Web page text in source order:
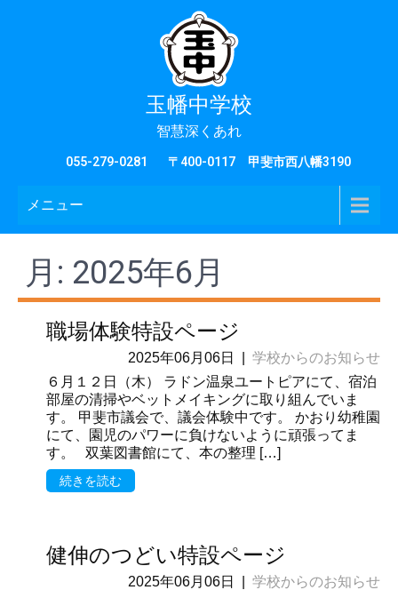
玉幡中学校
智慧深くあれ
055-279-0281 〒400-0117 甲斐市西八幡3190
メニュー
月: 2025年6月
職場体験特設ページ
2025年06月06日
学校からのお知らせ
６月１２日（木） ラドン温泉ユートピアにて、宿泊
部屋の清掃やベットメイキングに取り組んでいま
す。 甲斐市議会で、議会体験中です。 かおり幼稚園
にて、園児のパワーに負けないように頑張ってま
す。 双葉図書館にて、本の整理 […]
続きを読む
健伸のつどい特設ページ
2025年06月06日 学校からのお知らせ